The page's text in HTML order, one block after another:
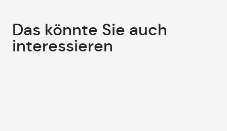
Das könnte Sie auch
interessieren